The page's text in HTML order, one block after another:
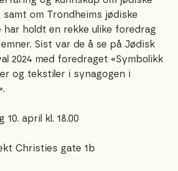
samt om Trondheims jødiske
har holdt en rekke ulike foredrag
Sist var de å se på Jødisk
2024 med foredraget «Symbolikk
og tekstiler i synagogen i
10. april kl. 18.00
Christies gate 1b